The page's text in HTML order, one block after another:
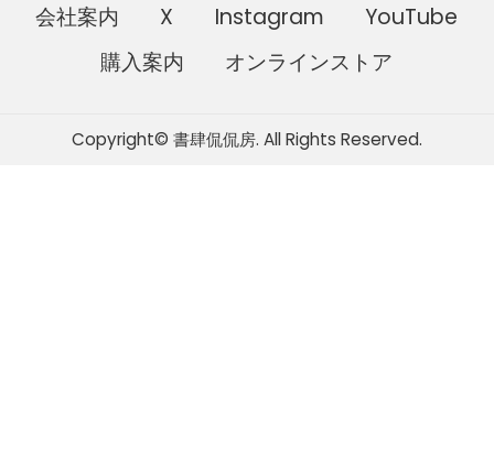
会社案内 X Instagram
YouTube
購入案内
オンラインストア
Copyright© 書肆侃侃房. All Rights Reserved.